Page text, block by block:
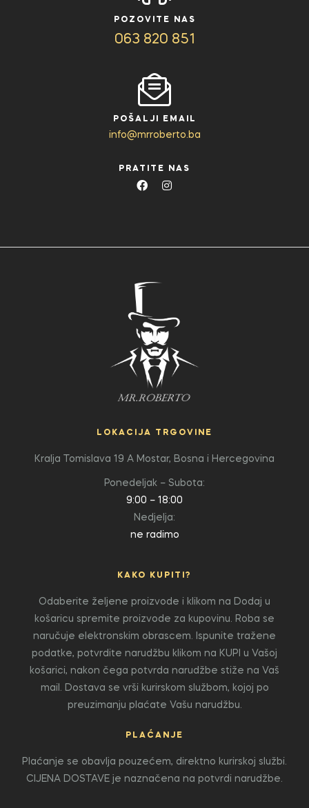
POZOVITE NAS
063 820 851
POŠALJI EMAIL
info@mrroberto.ba
PRATITE NAS
LOKACIJA TRGOVINE
Kralja Tomislava 19 A Mostar, Bosna i Hercegovina
Ponedeljak – Subota:
9:00 – 18:00
Nedjelja:
ne radimo
KAKO KUPITI?
Odaberite željene proizvode i klikom na Dodaj u
košaricu spremite proizvode za kupovinu. Roba se
naručuje elektronskim obrascem. Ispunite tražene
podatke, potvrdite narudžbu klikom na KUPI u Vašoj
košarici, nakon čega potvrda narudžbe stiže na Vaš
mail. Dostava se vrši kurirskom službom, kojoj po
preuzimanju plaćate Vašu narudžbu.
PLAĆANJE
Plaćanje se obavlja pouzećem, direktno kurirskoj službi.
CIJENA DOSTAVE je naznačena na potvrdi narudžbe.